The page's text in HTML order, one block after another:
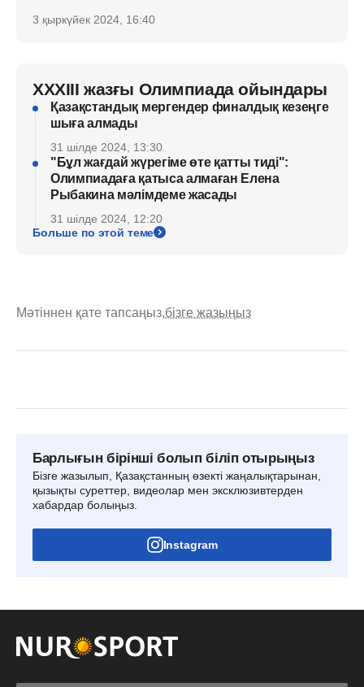
3 қыркүйек 2024, 16:40
XXXIII жазғы Олимпиада ойындары
Қазақстандық мергендер финалдық кезеңге
шыға алмады
31 шілде 2024, 13:30
"Бұл жағдай жүрегіме өте қатты тиді":
Олимпиадаға қатыса алмаған Елена
Рыбакина мәлімдеме жасады
31 шілде 2024, 12:20
Больше по этой теме
Мәтіннен қате тапсаңыз,бізге жазыңыз
Барлығын бірінші болып біліп отырыңыз
Бізге жазылып, Қазақстанның өзекті жаңалықтарынан,
қызықты суреттер, видеолар мен эксклюзивтерден
хабардар болыңыз.
Instagram